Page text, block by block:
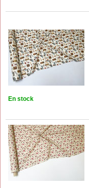
En stock